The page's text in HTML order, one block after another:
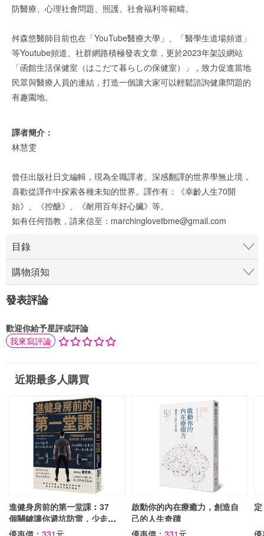
防醫療、心理社會問題、照護、社會福利等範疇。
舛森悠醫師目前也在「YouTube醫療大學」、「醫學生道場頻道」
等Youtube頻道、社群網路積極發表文章，更於2023年架設網站
「函館生活保健室（はこだて暮らしの保健室）」，致力促進當地
民眾與醫療人員的連結，打造一個讓大家可以輕鬆諮詢健康問題的
有趣園地。
譯者簡介：
林慧雯
曾任出版社日文編輯，現為全職譯者。深感翻譯的世界學無止境，
喜歡從譯作中探索各種未知的世界。譯作有：《幸齡人生70開
始》、《控醣》、《耐用百年好心臟》等。
如有任何指教，請來信至：marchinglovetbme@gmail.com
目錄
購物須知
發表評論
歡迎你給予星評或評論
我來寫評論
近期最多人購買
進健身房前的第一堂課︰37
個關鍵讓你避坑防雷，少走冤
枉路
優惠價： 331 元
啟動你的內在療癒力，創造自
己的人生奇蹟
優惠價：331 元
定